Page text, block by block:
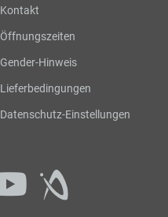
Kontakt
Öffnungszeiten
Gender-Hinweis
Lieferbedingungen
Datenschutz-Einstellungen